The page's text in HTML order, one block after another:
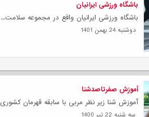
باشگاه ورزشی ایرانیان
باشگاه ورزشی ایرانیان واقع در مجموعه سلامت...
دوشنبه 24 بهمن 1401
آموزش صفرتاصدشنا
آموزش شنا زیر نظر مربی با سابقه قهرمان
سه شنبه 22 تیر 1400